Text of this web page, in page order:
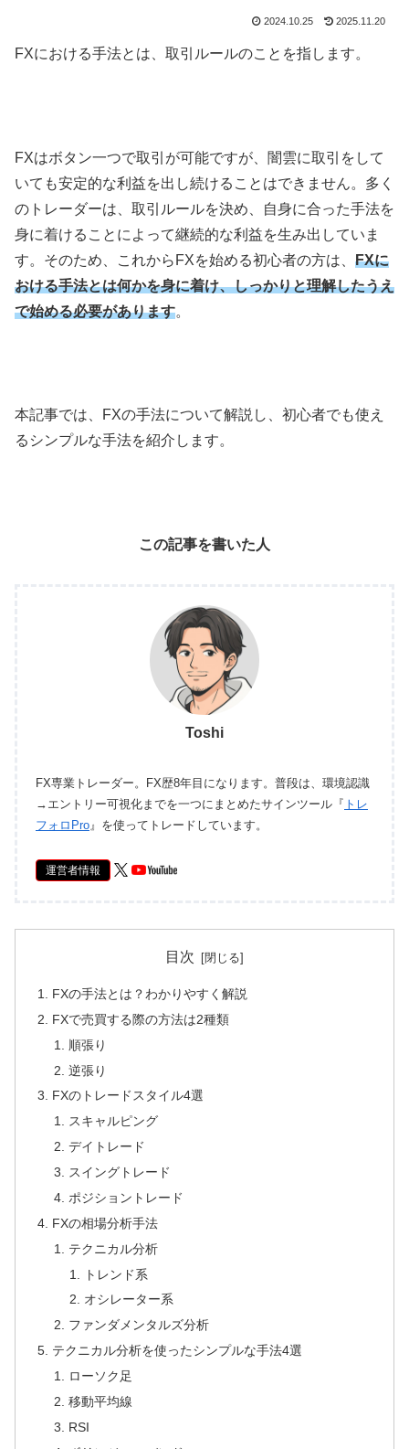
2024.10.25 2025.11.20
FXにおける手法とは、取引ルールのことを指します。
FXはボタン一つで取引が可能ですが、闇雲に取引をして
いても安定的な利益を出し続けることはできません。多く
のトレーダーは、取引ルールを決め、自身に合った手法を
身に着けることによって継続的な利益を生み出していま
す。そのため、これから FXを始める初心者の方は、 FXに
おける手法とは何かを身に着け、しっかりと理解したうえ
で始める必要があります。
本記事では、 FXの手法について解説し、初心者でも使え
るシンプルな手法を紹介します。
この記事を書いた人
Toshi
FX専業トレーダー。FX歴8年目になります。普段は、環境認識
→エントリー可視化までを一つにまとめたサインツール『 トレ
フォロPro 』を使ってトレードしています。
運営者情報
目次
FXの手法とは？わかりやすく解説
FXで売買する際の方法は2種類
順張り
逆張り
FXのトレードスタイル4選
スキャルピング
デイトレード
スイングトレード
ポジショントレード
FXの相場分析手法
テクニカル分析
トレンド系
オシレーター系
ファンダメンタルズ分析
テクニカル分析を使ったシンプルな手法4選
ローソク足
移動平均線
RSI